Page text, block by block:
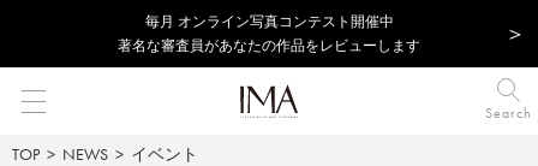
毎⽉ オンライン写真コンテスト開催中
著名な審査員があなたの作品をレビューします
Search
TOP NEWS イベント